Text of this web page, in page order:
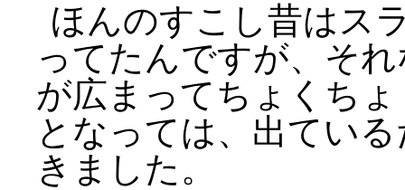
ほんのすこし昔はス
ってたんですが、そ
が広まってちょくち
となっては、出てい
きました。